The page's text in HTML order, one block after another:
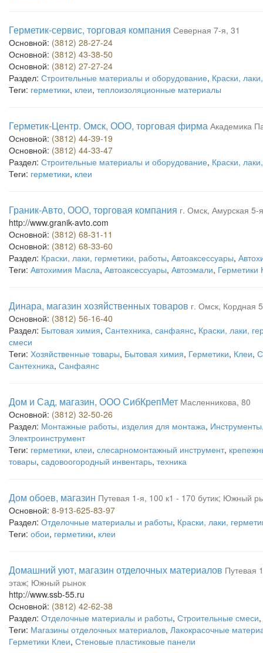
Герметик-сервис, торговая компания Северная 7-я, 31
Основной: (3812) 28-27-24
Основной: (3812) 43-38-50
Основной: (3812) 27-27-24
Раздел: Строительные материалы и оборудование, Краски,
Теги: герметики, клеи, теплоизоляционные материалы
Герметик-Центр. Омск, ООО, торговая фирма Академика
Основной: (3812) 44-39-19
Основной: (3812) 44-33-47
Раздел: Строительные материалы и оборудование, Краски,
Теги: герметики, клеи
Граник-Авто, ООО, торговая компания г. Омск, Амурская 5-
http://www.granik-avto.com
Основной: (3812) 68-31-11
Основной: (3812) 68-33-60
Раздел: Краски, лаки, герметики, работы, Автоаксессуары,
Теги: Автохимия Масла, Автоаксессуары, Автоэмали, Герметики
Динара, магазин хозяйственных товаров г. Омск, Кордная
Основной: (3812) 56-16-40
Раздел: Бытовая химия, Сантехника, санфаянс, Краски, лаки,
смеси
Теги: Хозяйственные товары, Бытовая химия, Герметики, Клеи,
Сантехника, Санфаянс
Дом и Сад, магазин, ООО СибКрепМет Масленникова, 80
Основной: (3812) 32-50-26
Раздел: Монтажные работы, изделия для монтажа,
Электроинструмент
Теги: герметики, клеи, слесарномонтажный инструмент,
товары, садовоогородный инвентарь, техника
Дом обоев, магазин Путевая 1-я, 100 к1 - 170 бутик; Южный
Основной: 8-913-625-83-97
Раздел: Отделочные материалы и работы, Краски, лаки,
Теги: обои, герметики, клеи
Домашний уют, магазин отделочных материалов Путевая
этаж; Южный рынок
http://www.ssb-55.ru
Основной: (3812) 42-62-38
Раздел: Отделочные материалы и работы, Строительные смеси,
Теги: Магазины отделочных материалов, Лакокрасочные
Герметики Клеи, Стеновые пластиковые панели